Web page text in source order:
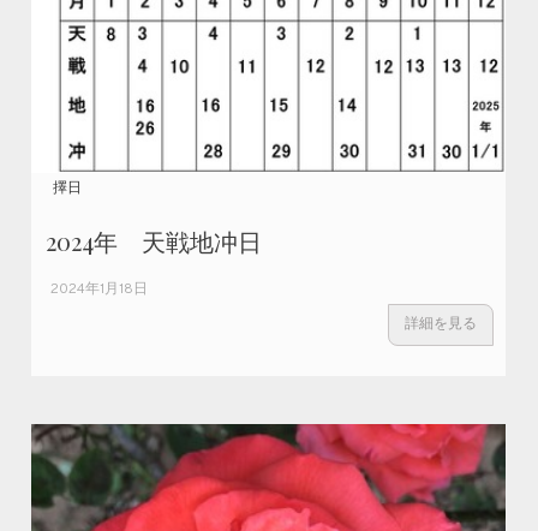
擇日
2024年 天戦地冲日
2024年1月18日
詳細を見る